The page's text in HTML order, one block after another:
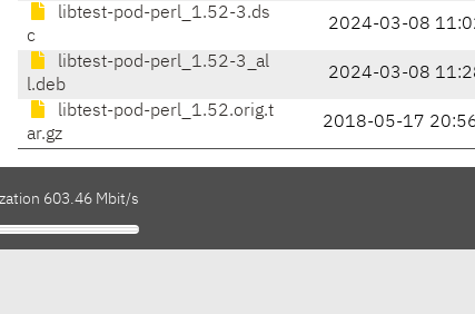
libtest-pod-perl_1.52-3.ds
c
2024-03-08
libtest-pod-perl_1.52-3_al
l.deb
2024-03-08
libtest-pod-perl_1.52.orig.t
ar.gz
2018-05-17 20:56
603.46 Mbit/s